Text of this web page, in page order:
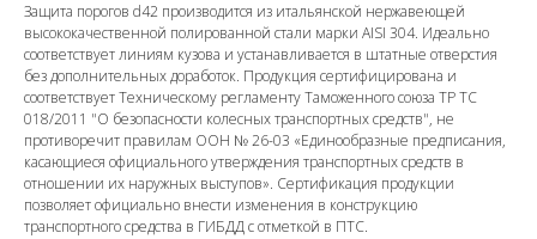
Защита порогов d42 производится из итальянской нержавеющей
высококачественной полированной стали марки AISI 304. Идеально
соответствует линиям кузова и устанавливается в штатные отверстия
без дополнительных доработок. Продукция сертифицирована и
соответствует Техническому регламенту Таможенного союза ТР ТС
018/2011 "О безопасности колесных транспортных средств", не
противоречит правилам ООН № 26-03 «Единообразные предписания,
касающиеся официального утверждения транспортных средств в
отношении их наружных выступов». Сертификация продукции
позволяет официально внести изменения в конструкцию
транспортного средства в ГИБДД с отметкой в ПТС.